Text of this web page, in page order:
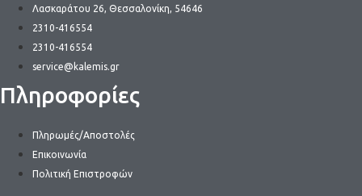
Λασκαράτου 26, Θεσσαλονίκη, 54646
2310-416554
2310-416554
service@kalemis.gr
Πληροφορίες
Πληρωμές/Αποστολές
Επικοινωνία
Πολιτική Επιστροφών